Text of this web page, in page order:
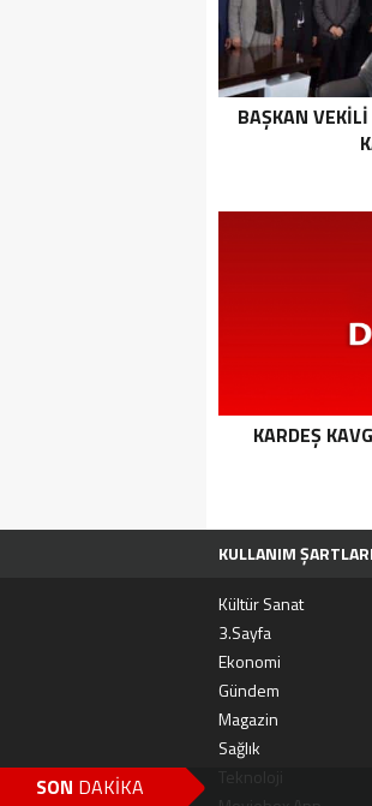
BAŞKAN
KARDEŞ
KULLANIM
TÜM MANŞET
Kültür Sanat
3.Sayfa
Ekonomi
Gündem
Magazin
Sağlık
SON DAKİKA